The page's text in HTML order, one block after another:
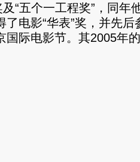
及“五个一工程奖”，同
了电影“华表”奖，并先
国际电影节。 其2005年